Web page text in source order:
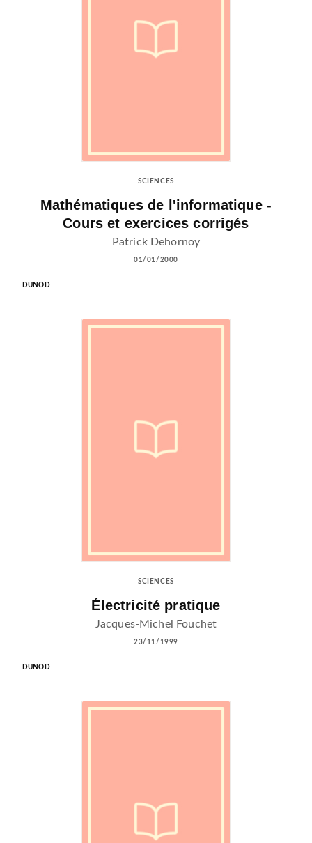
SCIENCES
Mathématiques de l'informatique -
Cours et exercices corrigés
Patrick Dehornoy
01/01/2000
DUNOD
SCIENCES
Électricité pratique
Jacques-Michel Fouchet
23/11/1999
DUNOD